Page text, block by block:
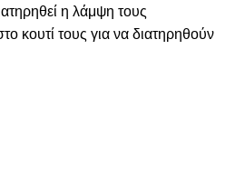
η λάμψη τους
κουτί τους για να διατηρηθούν